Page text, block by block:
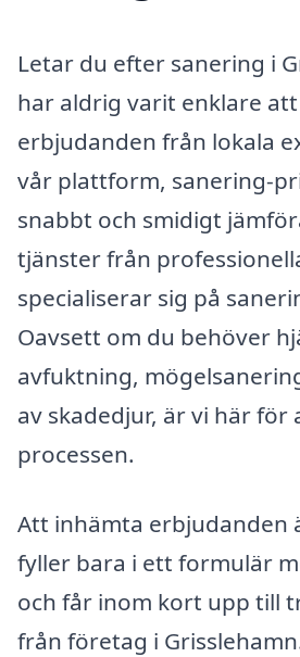
Letar du efter sanering i
har aldrig varit enklare
erbjudanden från lokala
vår plattform, sanering-
snabbt och smidigt
tjänster från
specialiserar sig på
Oavsett om du behöver
avfuktning,
av skadedjur, är vi här
processen.
Att inhämta erbjudanden
fyller bara i ett formulär
och får inom kort upp till
från företag i